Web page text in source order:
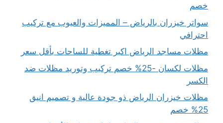
خصم
سواتر خيزران بالرياض – المميزات والعيوب مع تركيب
احترافي
مظلات مساجد الرياض اكبر تغطية للساحات بأقل سعر
مظلات لكسان -25% خصم تركيب وتوريد مظلات ضد
الكسر
مظلات خيزران الرياض ذو جودة عالية و تصميم انيق
25% خصم